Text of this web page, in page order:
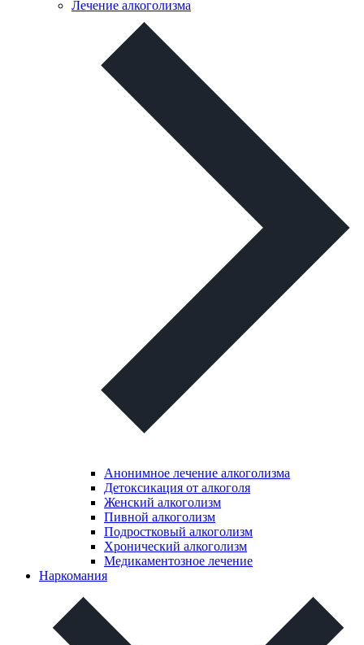
Лечение алкоголизма
Анонимное лечение алкоголизма
Детоксикация от алкоголя
Женский алкоголизм
Пивной алкоголизм
Подростковый алкоголизм
Хронический алкоголизм
Медикаментозное лечение
Наркомания